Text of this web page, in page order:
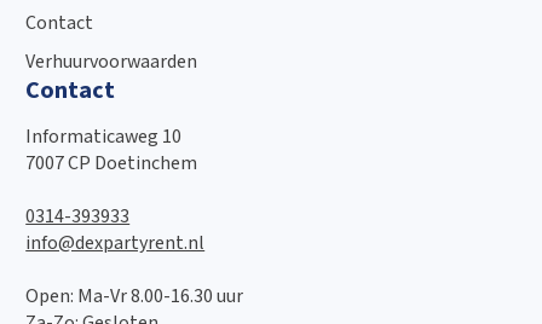
Contact
Verhuurvoorwaarden
Contact
Informaticaweg 10
7007 CP Doetinchem
0314-393933
info@dexpartyrent.nl
Open: Ma-Vr 8.00-16.30 uur